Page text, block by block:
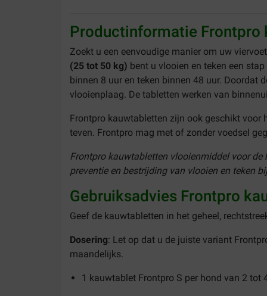
Productinformatie Frontpro
Zoekt u een eenvoudige manier om uw
(25 tot 50 kg) bent u vlooien en teken een
binnen 8 uur en teken binnen 48 uur. Doordat
vlooienplaag. De tabletten werken van
Frontpro kauwtabletten zijn ook geschikt voor
teven. Frontpro mag met of zonder voedsel
Frontpro kauwtabletten vlooienmiddel voor
preventie en bestrijding van vlooien en teken
Gebruiksadvies Frontpro
Geef de kauwtabletten in het geheel,
Dosering: Let op dat u de juiste variant
maandelijks.
1 kauwtablet Frontpro S per hond van 2 tot